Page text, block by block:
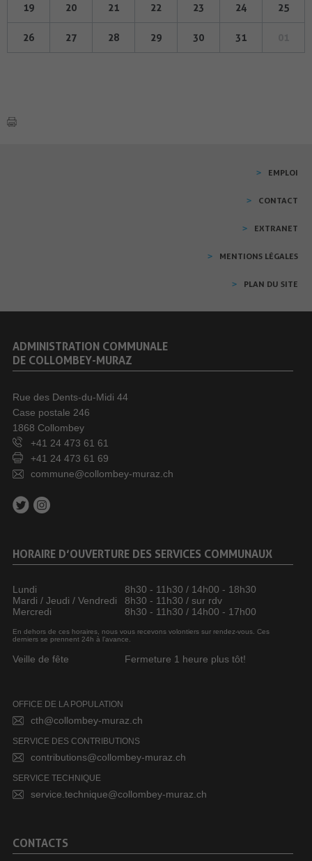
19 20 21 22 23 24 25
26 27 28 29 30 31
EMPLOI
CONTACT
EXTRANET
MENTIONS LÉGALES
PLAN DU SITE
ADMINISTRATION COMMUNALE
DE COLLOMBEY-MURAZ
Rue des Dents-du-Midi 44
Case postale 246
1868 Collombey
+41 24 473 61 61
+41 24 473 61 69
commune@collombey-muraz.ch
HORAIRE D’OUVERTURE DES SERVICES COMMUNAUX
Lundi
8h30 - 11h30 / 14h00 - 18h30
Mardi / Jeudi / Vendredi
8h30 - 11h30 / sur rdv
Mercredi
8h30 - 11h30 / 14h00 - 17h00
En dehors de ces horaires, nous vous recevons volontiers sur rendez-vous. Ces
derniers se prennent 24h à l’avance.
Veille de fête Fermeture 1 heure plus tôt!
OFFICE DE LA POPULATION
cth@collombey-muraz.ch
SERVICE DES CONTRIBUTIONS
contributions@collombey-muraz.ch
SERVICE TECHNIQUE
service.technique@collombey-muraz.ch
CONTACTS